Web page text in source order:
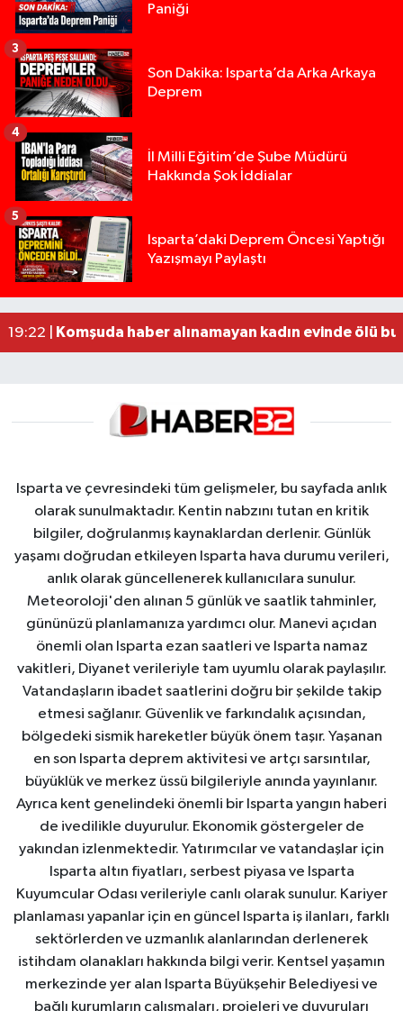
Paniği
Son Dakika: Isparta’da Arka Arkaya
Deprem
3
İl Milli Eğitim’de Şube Müdürü
Hakkında Şok İddialar
4
Isparta’daki Deprem Öncesi Yaptığı
Yazışmayı Paylaştı
5
13:00 |Yığılca'da kardeşler arasındaki silahlı kavgada
12:48 |Tur teknesi çalışanlarının birbirine girdiği kavga
02:26 |MOTOSİKLETLE ÇARPIŞAN OTOMOBİL GÜL
19:22 |
Komşuda haber alınamayan kadın evinde ölü
Isparta ve çevresindeki tüm gelişmeler, bu sayfada anlık
olarak sunulmaktadır. Kentin nabzını tutan en kritik
bilgiler, doğrulanmış kaynaklardan derlenir. Günlük
yaşamı doğrudan etkileyen Isparta hava durumu verileri,
anlık olarak güncellenerek kullanıcılara sunulur.
Meteoroloji'den alınan 5 günlük ve saatlik tahminler,
gününüzü planlamanıza yardımcı olur. Manevi açıdan
önemli olan Isparta ezan saatleri ve Isparta namaz
vakitleri, Diyanet verileriyle tam uyumlu olarak paylaşılır.
Vatandaşların ibadet saatlerini doğru bir şekilde takip
etmesi sağlanır. Güvenlik ve farkındalık açısından,
bölgedeki sismik hareketler büyük önem taşır. Yaşanan
en son Isparta deprem aktivitesi ve artçı sarsıntılar,
büyüklük ve merkez üssü bilgileriyle anında yayınlanır.
Ayrıca kent genelindeki önemli bir Isparta yangın haberi
de ivedilikle duyurulur. Ekonomik göstergeler de
yakından izlenmektedir. Yatırımcılar ve vatandaşlar için
Isparta altın fiyatları, serbest piyasa ve Isparta
Kuyumcular Odası verileriyle canlı olarak sunulur. Kariyer
planlaması yapanlar için en güncel Isparta iş ilanları, farklı
sektörlerden ve uzmanlık alanlarından derlenerek
istihdam olanakları hakkında bilgi verir. Kentsel yaşamın
merkezinde yer alan Isparta Büyükşehir Belediyesi ve
bağlı kurumların çalışmaları, projeleri ve duyuruları